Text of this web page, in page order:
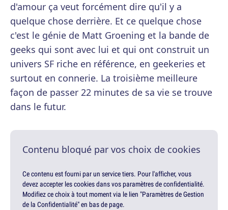
d'amour ça veut forcément dire qu'il y a
quelque chose derrière. Et ce quelque chose
c'est le génie de Matt Groening et la bande de
geeks qui sont avec lui et qui ont construit un
univers SF riche en référence, en geekeries et
surtout en connerie. La troisième meilleure
façon de passer 22 minutes de sa vie se trouve
dans le futur.
Contenu bloqué par vos choix de cookies
Ce contenu est fourni par un service tiers. Pour l'afficher, vous
devez accepter les cookies dans vos paramètres de confidentialité.
Modifiez ce choix à tout moment via le lien "Paramètres de Gestion
de la Confidentialité" en bas de page.